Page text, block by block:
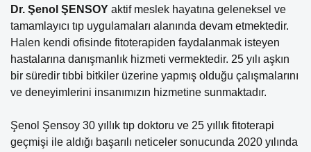
Dr. Şenol ŞENSOY aktif meslek hayatına geleneksel ve
tamamlayıcı tıp uygulamaları alanında devam etmektedir.
Halen kendi ofisinde fitoterapiden faydalanmak isteyen
hastalarına danışmanlık hizmeti vermektedir. 25 yılı aşkın
bir süredir tıbbi bitkiler üzerine yapmış olduğu çalışmalarını
ve deneyimlerini insanımızın hizmetine sunmaktadır.
Şenol Şensoy 30 yıllık tıp doktoru ve 25 yıllık fitoterapi
geçmişi ile aldığı başarılı neticeler sonucunda 2020 yılında